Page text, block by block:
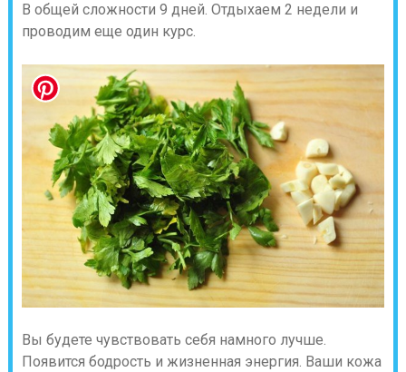
В общей сложности 9 дней. Отдыхаем 2 недели и
проводим еще один курс.
Вы будете чувствовать себя намного лучше.
Появится бодрость и жизненная энергия. Ваши кожа